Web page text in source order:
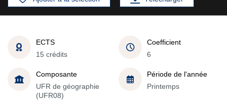
ECTS
15 crédits
Coefficient
6
Composante
UFR de géographie
(UFR08)
Période de l'année
Printemps